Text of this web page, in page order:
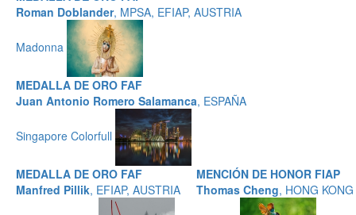
Roman Doblander, MPSA, EFIAP, AUSTRIA
Madonna
MEDALLA DE ORO FAF
Juan Antonio Romero Salamanca, ESPAÑA
Singapore Colorfull
MEDALLA DE ORO FAF
Manfred Pillik, EFIAP, AUSTRIA
MENCIÓN DE HONOR FIAP
Thomas Cheng, HONG KONG